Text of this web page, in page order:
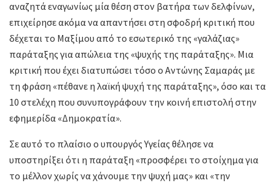
αναζητά εναγωνίως μία θέση στον βατήρα των δελφίνων,
επιχείρησε ακόμα να απαντήσει στη σφοδρή κριτική που
δέχεται το Μαξίμου από το εσωτερικό της «γαλάζιας»
παράταξης για απώλεια της «ψυχής της παράταξης». Μια
κριτική που έχει διατυπώσει τόσο ο Αντώνης Σαμαράς με
τη φράση «πέθανε η λαϊκή ψυχή της παράταξης», όσο και τα
10 στελέχη που συνυπογράφουν την κοινή επιστολή στην
εφημερίδα «Δημοκρατία».
Σε αυτό το πλαίσιο ο υπουργός Υγείας θέλησε να
υποστηρίξει ότι η παράταξη «προσφέρει το στοίχημα για
το μέλλον χωρίς να χάνουμε την ψυχή μας» και «την